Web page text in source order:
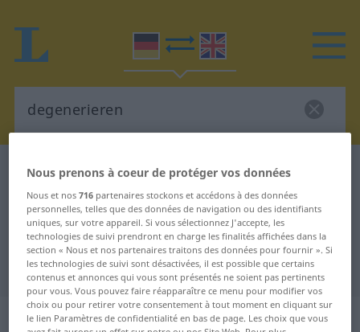
Dictionnaire Allemand-Anglais degenerieren
Traduction Allemand-Anglais de
"degenerieren"
"degenerieren" - traduction Anglais
„degenerieren“: intransitives Verb
Nous prenons à coeur de protéger vos données
Nous et nos716 partenaires stockons et accédons à des données
personnelles, telles que des données de navigation ou des identifiants
uniques, sur votre appareil. Si vous sélectionnez J'accepte, les
technologies de suivi prendront en charge les finalités affichées dans la
section « Nous et nos partenaires traitons des données pour fournir ». Si
les technologies de suivi sont désactivées, il est possible que certains
contenus et annonces qui vous sont présentés ne soient pas pertinents
pour vous. Vous pouvez faire réapparaître ce menu pour modifier vos
choix ou pour retirer votre consentement à tout moment en cliquant sur
le lien Paramètres de confidentialité en bas de page. Les choix que vous